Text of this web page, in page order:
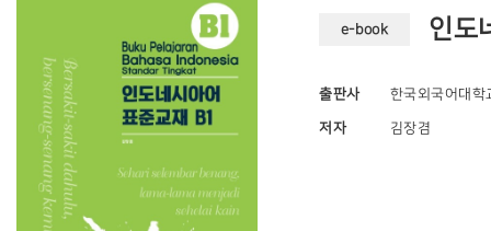
e-book 인도
출판사 한국외국어대학
저자 김장겸